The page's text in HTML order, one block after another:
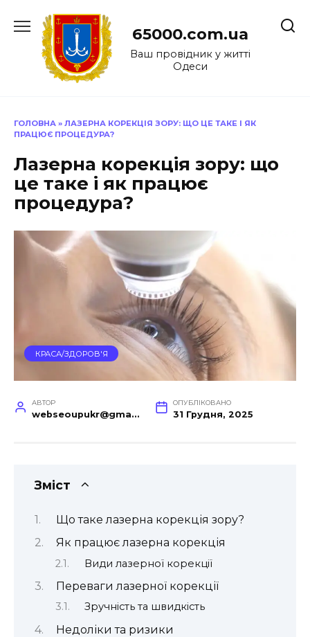
до
65000.com.ua
Ваш провідник у житті
Одеси
ГОЛОВНА » ЛАЗЕРНА КОРЕКЦІЯ ЗОРУ: ЩО ЦЕ ТАКЕ І ЯК
ПРАЦЮЄ ПРОЦЕДУРА?
Лазерна корекція зору: що
це таке і як працює
процедура?
КРАСА/ЗДОРОВ'Я
АВТОР
webseoupukr@gmail.com
ОПУБЛІКОВАНО
31 Грудня, 2025
Зміст
Що таке лазерна корекція зору?
Як працює лазерна корекція
Види лазерної корекції
Переваги лазерної корекції
Зручність та швидкість
Недоліки та ризики